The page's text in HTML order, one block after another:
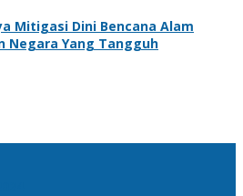
Mitigasi Dini Bencana Alam
Negara Yang Tangguh